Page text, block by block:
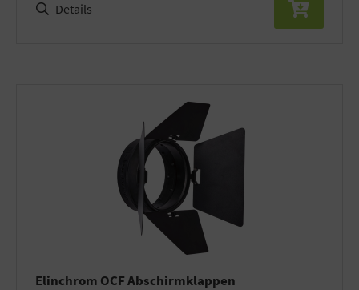
Details
Elinchrom OCF Abschirmklappen